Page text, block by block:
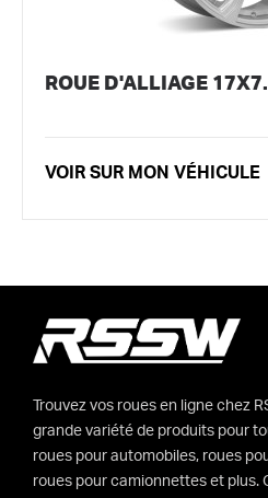
ROUE D'ALLIAGE
VOIR SUR MON VÉHICULE
Trouvez vos roues en ligne chez
grande variété de produits pour
roues pour automobiles, roues
roues pour camionnettes et plus.